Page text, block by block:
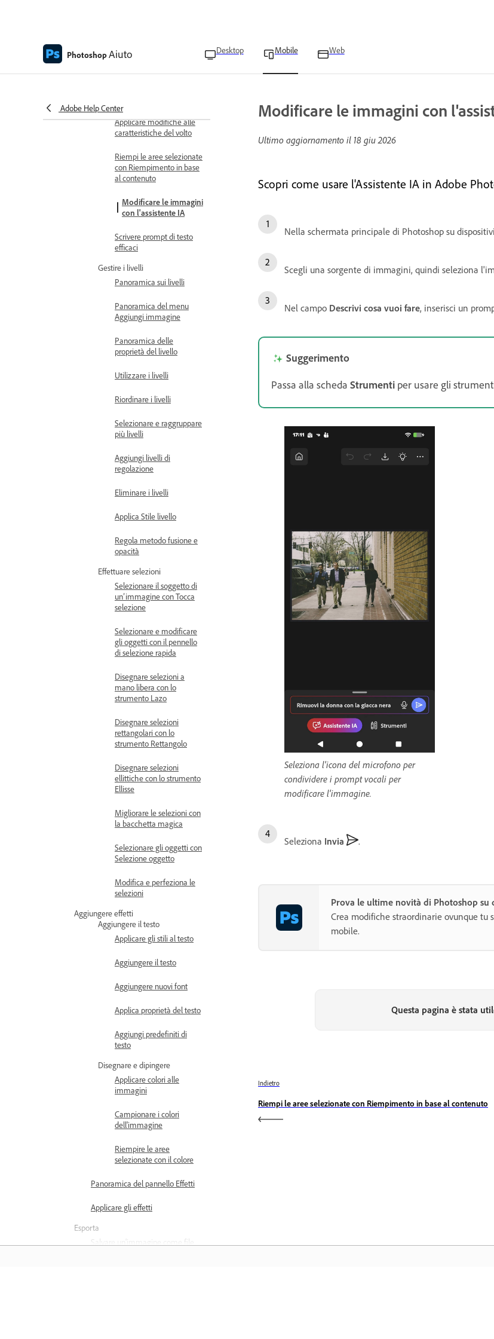
PhotoshopAiuto Desktop Mobile Web
Adobe Help Center
con l'IA generativa
Fondere oggetti e persone
Applicare modifiche alle
caratteristiche del volto
Riempi le aree selezionate
con Riempimento in base
al contenuto
Modificare le immagini
con l'assistente IA
Scrivere prompt di testo
efficaci
Gestire i livelli
Panoramica sui livelli
Panoramica del menu
Aggiungi immagine
Panoramica delle
proprietà del livello
Utilizzare i livelli
Riordinare i livelli
Selezionare e raggruppare
più livelli
Aggiungi livelli di
regolazione
Eliminare i livelli
Applica Stile livello
Regola metodo fusione e
opacità
Effettuare selezioni
Selezionare il soggetto di
un’immagine con Tocca
selezione
Selezionare e modificare
gli oggetti con il pennello
di selezione rapida
Disegnare selezioni a
mano libera con lo
strumento Lazo
Disegnare selezioni
rettangolari con lo
strumento Rettangolo
Disegnare selezioni
ellittiche con lo strumento
Ellisse
Migliorare le selezioni con
la bacchetta magica
Selezionare gli oggetti con
Selezione oggetto
Modifica e perfeziona le
selezioni
Aggiungere effetti
Aggiungere il testo
Applicare gli stili al testo
Aggiungere il testo
Aggiungere nuovi font
Applica proprietà del testo
Aggiungi predefiniti di
testo
Disegnare e dipingere
Applicare colori alle
immagini
Campionare i colori
dell'immagine
Riempire le aree
selezionate con il colore
Panoramica del pannello Effetti
Applicare gli effetti
Esporta
Salvare un'immagine come file
Modificare le immagini con
Ultimo aggiornamento il 18 giu 2026
Scopri come usare l'Assistente IA in Adobe
Nella schermata principale di Photoshop su
Scegli una sorgente di immagini, quindi seleziona
Nel campo Descrivi cosa vuoi fare, inserisci un
Suggerimento
Passa alla scheda Strumenti per usare gli
Seleziona l'icona del microfono per
condividere i prompt vocali per
modificare l'immagine.
Seleziona Invia .
Prova le ultime novità di Photoshop su
Crea modifiche straordinarie ovunque tu
mobile.
Questa pagina è stata
Indietro
Riempi le aree selezionate con Riempimento in base al contenuto